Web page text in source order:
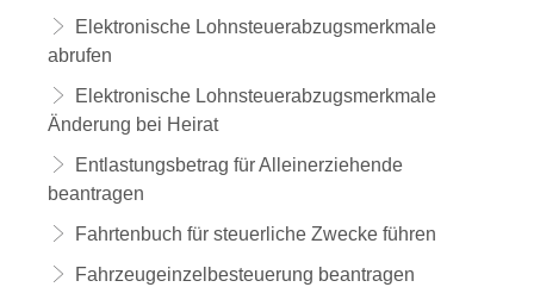
Elektronische Lohnsteuerabzugsmerkmale
abrufen
Elektronische Lohnsteuerabzugsmerkmale
Änderung bei Heirat
Entlastungsbetrag für Alleinerziehende
beantragen
Fahrtenbuch für steuerliche Zwecke führen
Fahrzeugeinzelbesteuerung beantragen